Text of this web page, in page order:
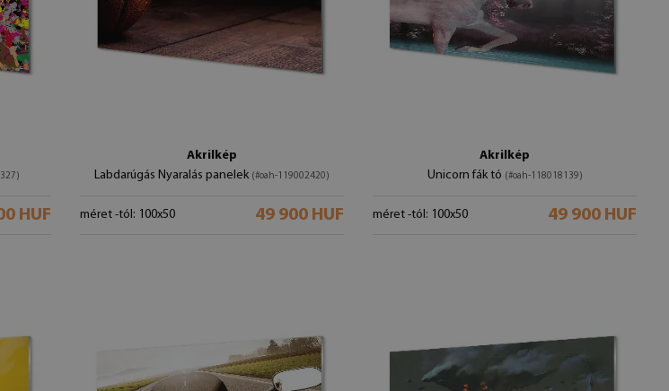
HUF
Akrilkép
Labdarúgás Nyaralás panelek (#oah-119002420)
méret -tól: 100x50 49 900 HUF
Akrilkép
Unicorn fák tó (#oah-118018139)
méret -tól: 100x50 49 900 HUF